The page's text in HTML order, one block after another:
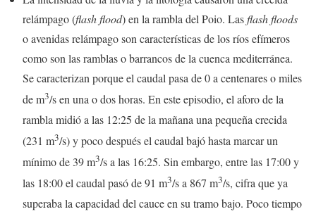
relámpago (flash flood) en la rambla del Poio. Lasflash floods
o avenidas relámpago son características de los ríos efímeros
como son las ramblas o barrancos de la cuenca mediterránea.
Se caracterizan porque el caudal pasa de 0 a centenares o miles
de m3/s en una o dos horas. En este episodio, el aforo de la
rambla midió a las 12:25 de la mañana una pequeña crecida
(231 m3/s) y poco después el caudal bajó hasta marcar un
mínimo de 39 m3/s a las 16:25. Sin embargo, entre las 17:00 y
las 18:00 el caudal pasó de 91 m3/s a 867 m3/s, cifra que ya
superaba la capacidad del cauce en su tramo bajo. Poco tiempo